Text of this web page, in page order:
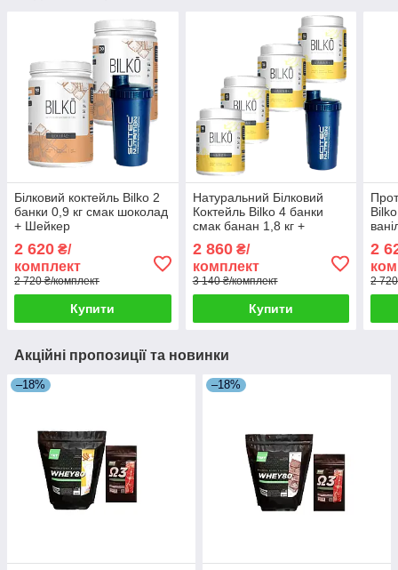
Білковий коктейль Bilko 2
банки 0,9 кг смак шоколад
+ Шейкер
2 620 ₴/
комплект
2 720 ₴/комплект
Купити
Натуральний Білковий
Коктейль Bilko 4 банки
смак банан 1,8 кг +
Шейкер
2 860₴/
комплект
3 140 ₴/комплект
Купити
2
2
Акційні пропозиції та новинки
–18% –18%